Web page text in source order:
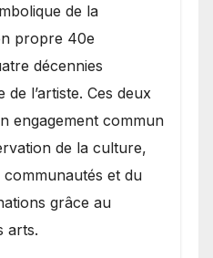
de la
propre 40e
décennies
de l’artiste. Ces deux
engagement commun
de la culture,
et du
grâce au
arts.